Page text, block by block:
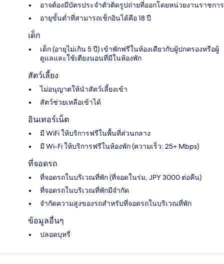
อาจต้องมีบัตรประจำตัวติดรูปถ่ายที่ออกโดยหน่วยงานราชการ
อายุขั้นต่ำที่สามารถเช็กอินได้คือ 18 ปี
เด็ก
เด็ก (อายุไม่เกิน 5 ปี) เข้าพักฟรีในห้องเดียวกับผู้ปกครองหรือผู้
ดูแลและใช้เตียงนอนที่มีในห้องพัก
สัตว์เลี้ยง
ไม่อนุญาตให้นำสัตว์เลี้ยงเข้า
สัตว์ช่วยเหลือเข้าได้
อินเทอร์เน็ต
มี WiFi ให้บริการฟรีในพื้นที่ส่วนกลาง
มี Wi-Fi ให้บริการฟรีในห้องพัก (ความเร็ว: 25+ Mbps)
ที่จอดรถ
ที่จอดรถในบริเวณที่พัก (ที่จอดในร่ม, JPY 3000 ต่อคืน)
ที่จอดรถในบริเวณที่พักมีจำกัด
จำกัดความสูงของรถสำหรับที่จอดรถในบริเวณที่พัก
ข้อมูลอื่นๆ
ปลอดบุหรี่